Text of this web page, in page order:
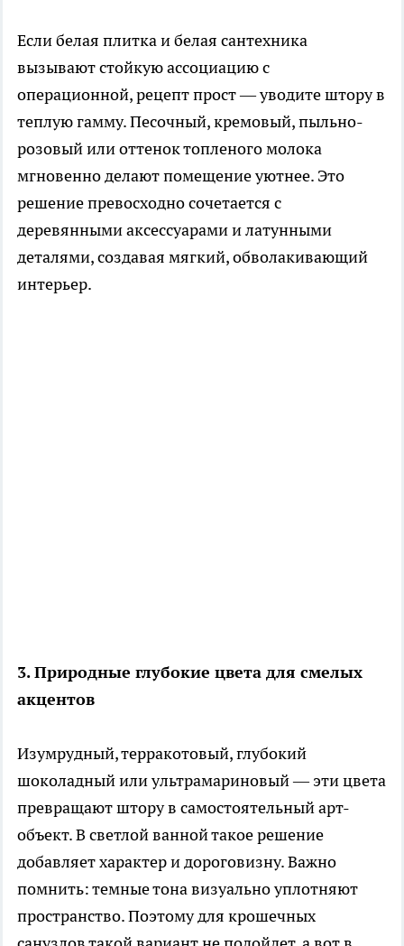
Если белая плитка и белая сантехника
вызывают стойкую ассоциацию с
операционной, рецепт прост — уводите штору в
теплую гамму. Песочный, кремовый, пыльно-
розовый или оттенок топленого молока
мгновенно делают помещение уютнее. Это
решение превосходно сочетается с
деревянными аксессуарами и латунными
деталями, создавая мягкий, обволакивающий
интерьер.
3. Природные глубокие цвета для смелых
акцентов
Изумрудный, терракотовый, глубокий
шоколадный или ультрамариновый — эти цвета
превращают штору в самостоятельный арт-
объект. В светлой ванной такое решение
добавляет характер и дороговизну. Важно
помнить: темные тона визуально уплотняют
пространство. Поэтому для крошечных